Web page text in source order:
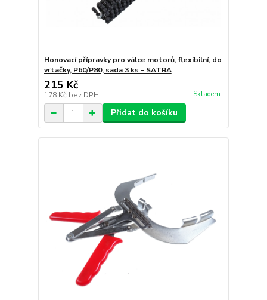
Honovací přípravky pro válce motorů, flexibilní, do
vrtačky, P60/P80, sada 3 ks - SATRA
215 Kč
178 Kč bez DPH Skladem
Přidat do košíku